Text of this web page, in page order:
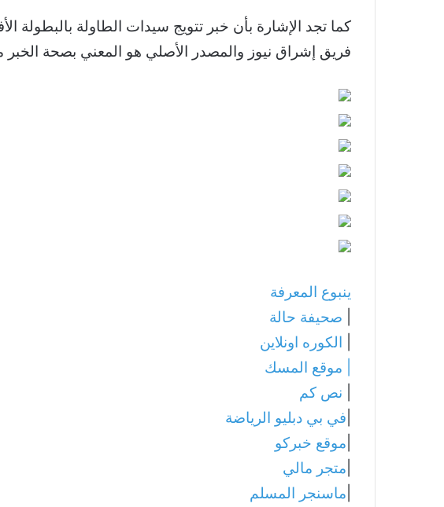
كما تجد الإشارة بأن خبر تتويج سيدات الطاولة بالبطولة
فريق إشراق نيوز والمصدر الأصلي هو المعني بصحة
ينبوع المعرفة
صحيفة حالة
الكوره اونلاين
موقع المسك
نص كم
في بي دبليو الرياضة
موقع خبركو
متجر مالي
ماسنجر المسلم